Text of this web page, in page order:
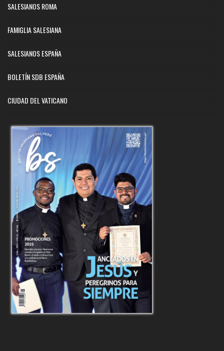
SALESIANOS ROMA
FAMIGLIA SALESIANA
SALESIANOS ESPAÑA
BOLETÍN SDB ESPAÑA
CIUDAD DEL VATICANO